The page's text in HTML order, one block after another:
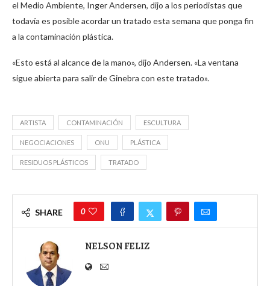
el Medio Ambiente, Inger Andersen, dijo a los periodistas que
todavía es posible acordar un tratado esta semana que ponga fin
a la contaminación plástica.
«Esto está al alcance de la mano», dijo Andersen. «La ventana
sigue abierta para salir de Ginebra con este tratado».
ARTISTA CONTAMINACIÓN ESCULTURA
NEGOCIACIONES ONU PLÁSTICA
RESIDUOS PLÁSTICOS TRATADO
SHARE 0
NELSON FELIZ